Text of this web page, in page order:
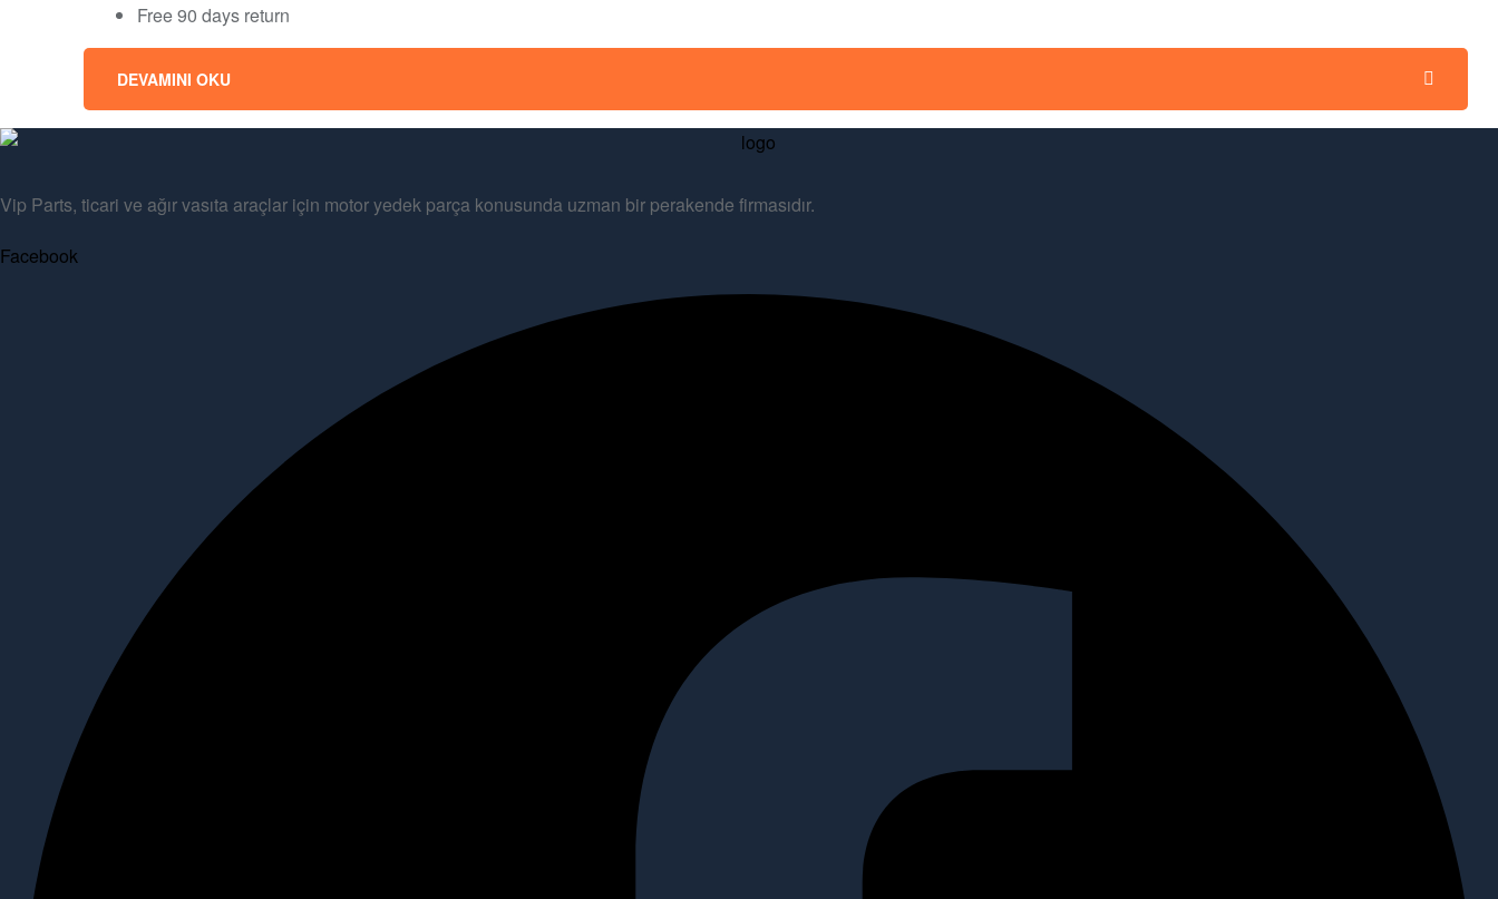
Free 90 days return
DEVAMINI OKU
Vip Parts, ticari ve ağır vasıta araçlar için motor yedek parça konusunda uzman bir perakende firmasıdır.
Facebook